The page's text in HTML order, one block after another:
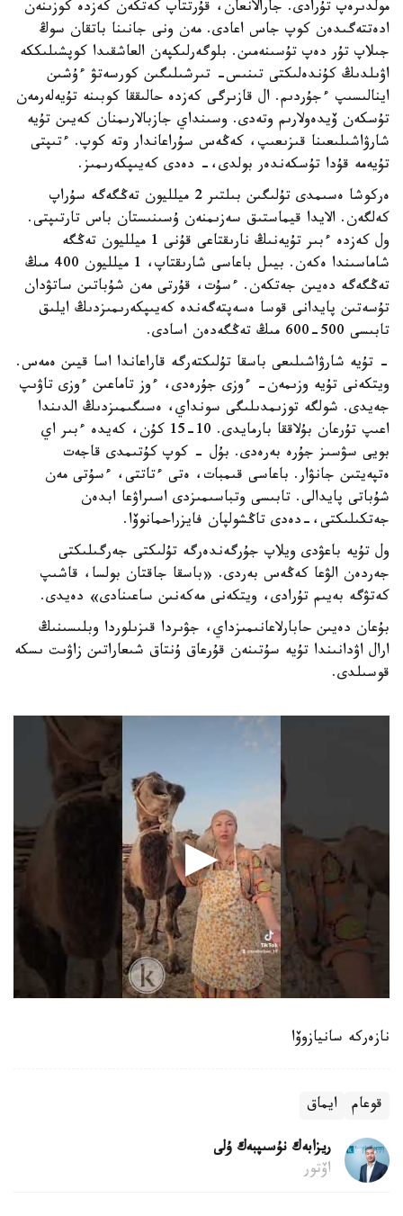
مولدىرەپ تۇرادى. جارالانعان، قۇرتتاپ كەتكەن كەزدە كوزىنەن
ادەتتەگىدەن كوپ جاس اعادى. مەن ونى جانىنا باتقان سوڭ
جىلاپ تۇر دەپ تۇسىنەمىن. بلوگەرلىكپەن العاشقىدا كوپشىلىككە
اۋىلدىڭ كۇندەلىكتى تىنىس- تىرشىلىگىن كورسەتۋ ءۇشىن
اينالىسىپ ءجۇردىم. ال قازىرگى كەزدە حالىققا كوبىنە تۇيەلەرمەن
تۇسكەن ۆيدەولارىم وتەدى. وسىنداي جازبالارىمنان كەيىن تۇيە
شارۋاشىلىعىنا قىزىعىپ، كەڭەس سۇراعاندار وتە كوپ. ءتىپتى
تۇيەمە قۇدا تۇسكەندەر بولدى،- دەدى كەيىپكەرىمىز.
ەركوشا ەسىمدى تۇلىگىن بىلتىر 2 ميلليون تەڭگەگە سۇراپ
كەلگەن. الايدا قيماستىق سەزىمنەن ۇسىنىستان باس تارتىپتى.
ول كەزدە ءبىر تۇيەنىڭ نارىقتاعى قۇنى 1 ميلليون تەڭگە
شاماسىندا ەكەن. بيىل باعاسى شارىقتاپ، 1 ميلليون 400 مىڭ
تەڭگەگە دەيىن جەتكەن. ءسۇت، قۇرتى مەن شۇباتىن ساتۋدان
تۇسەتىن پايدانى قوسا ەسەپتەگەندە كەيىپكەرىمىزدىڭ ايلىق
تابىسى 500-600 مىڭ تەڭگەدەن اسادى.
- تۇيە شارۋاشىلىعى باسقا تۇلىكتەرگە قاراعاندا اسا قيىن ەمەس.
ويتكەنى تۇيە وزىمەن- ءوزى جۇرەدى، ءوز تاماعىن ءوزى تاۋىپ
جەيدى. شولگە توزىمدىلىگى سونداي، ەسىگىمىزدىڭ الدىندا
اعىپ تۇرعان بۇلاققا بارمايدى. 10-15 كۇن، كەيدە ءبىر اي
بويى سۋسىز جۇرە بەرەدى. بۇل - كوپ كۇتىمدى قاجەت
ەتپەيتىن جانۋار. باعاسى قىمبات، ەتى ءتاتتى، ءسۇتى مەن
شۇباتى پايدالى. تابىسى وتباسىمىزدى اسىراۋعا ابدەن
جەتكىلىكتى،-دەدى تاڭشولپان فايزراحمانوۆا.
ول تۇيە باعۋدى ويلاپ جۇرگەندەرگە تۇلىكتى جەرگىلىكتى
جەردەن الۋعا كەڭەس بەردى. «باسقا جاقتان بولسا، قاشىپ
كەتۋگە بەيىم تۇرادى، ويتكەنى مەكەنىن ساعىنادى» دەيدى.
بۇعان دەيىن حابارلاعانىمىزداي، جۋىردا قىزىلوردا وبلىسىنىڭ
ارال اۋدانىندا تۇيە سۇتىنەن قۇرعاق ۇنتاق شىعاراتىن زاۋىت ىسكە
قوسىلدى.
نازەركە سانيازوۆا
قوعام ايماق
ريزابەك نۇسىپبەك ۇلى
اۆتور